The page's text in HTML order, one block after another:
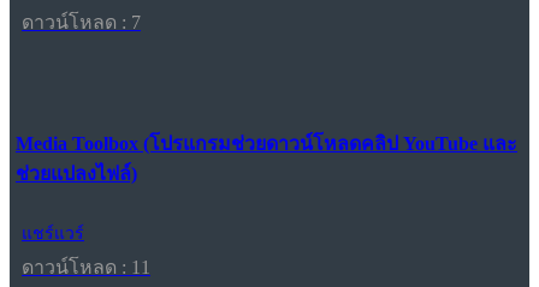
ดาวน์โหลด : 7
Media Toolbox (โปรแกรมช่วยดาวน์โหลดคลิป YouTube และ
ช่วยแปลงไฟล์)
แชร์แวร์
ดาวน์โหลด : 11